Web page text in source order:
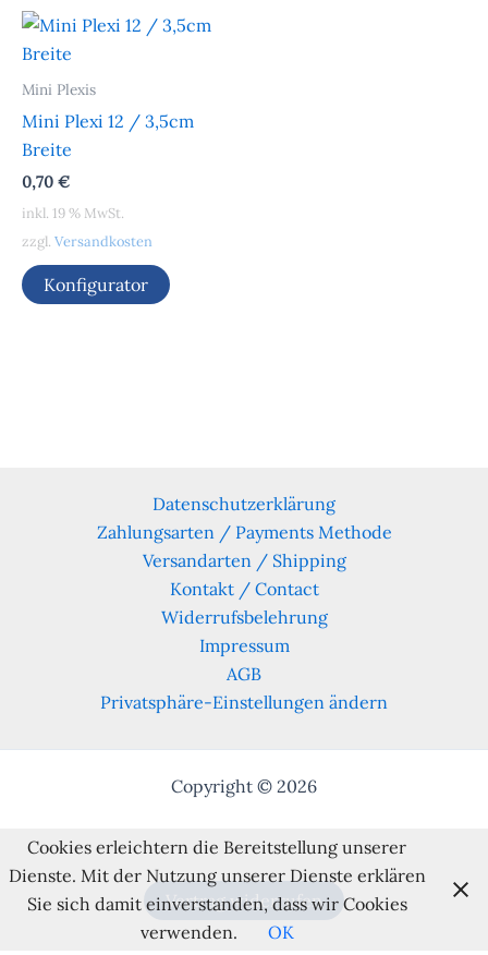
Mini Plexis
Mini Plexi 12 / 3,5cm
Breite
0,70 €
inkl. 19 % MwSt.
zzgl. Versandkosten
Konfigurator
Datenschutzerklärung
Zahlungsarten / Payments Methode
Versandarten / Shipping
Kontakt / Contact
Widerrufsbelehrung
Impressum
AGB
Privatsphäre-Einstellungen ändern
Copyright © 2026
Vertrag widerrufen
Cookies erleichtern die Bereitstellung unserer
Dienste. Mit der Nutzung unserer Dienste erklären
Sie sich damit einverstanden, dass wir Cookies
verwenden.
OK